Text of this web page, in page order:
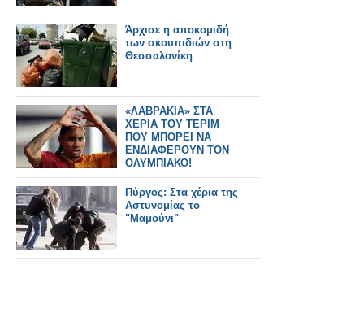
Άρχισε η αποκομιδή
των σκουπιδιών στη
Θεσσαλονίκη
«ΛΑΒΡΑΚΙΑ» ΣΤΑ
ΧΕΡΙΑ ΤΟΥ ΤΕΡΙΜ
ΠΟΥ ΜΠΟΡΕΙ ΝΑ
ΕΝΔΙΑΦΕΡΟΥΝ ΤΟΝ
ΟΛΥΜΠΙΑΚΟ!
Πύργος: Στα χέρια της
Αστυνομίας το
"Μαμούνι"